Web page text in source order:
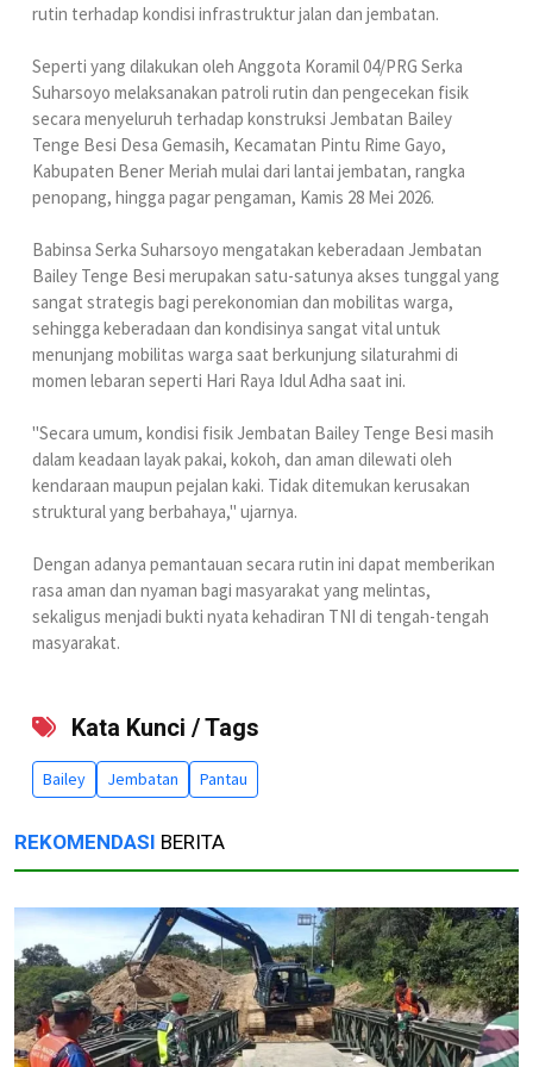
rutin terhadap kondisi infrastruktur jalan dan jembatan.
Seperti yang dilakukan oleh Anggota Koramil 04/PRG Serka
Suharsoyo melaksanakan patroli rutin dan pengecekan fisik
secara menyeluruh terhadap konstruksi Jembatan Bailey
Tenge Besi Desa Gemasih, Kecamatan Pintu Rime Gayo,
Kabupaten Bener Meriah mulai dari lantai jembatan, rangka
penopang, hingga pagar pengaman, Kamis 28 Mei 2026.
Babinsa Serka Suharsoyo mengatakan keberadaan Jembatan
Bailey Tenge Besi merupakan satu-satunya akses tunggal yang
sangat strategis bagi perekonomian dan mobilitas warga,
sehingga keberadaan dan kondisinya sangat vital untuk
menunjang mobilitas warga saat berkunjung silaturahmi di
momen lebaran seperti Hari Raya Idul Adha saat ini.
"Secara umum, kondisi fisik Jembatan Bailey Tenge Besi masih
dalam keadaan layak pakai, kokoh, dan aman dilewati oleh
kendaraan maupun pejalan kaki. Tidak ditemukan kerusakan
struktural yang berbahaya," ujarnya.
Dengan adanya pemantauan secara rutin ini dapat memberikan
rasa aman dan nyaman bagi masyarakat yang melintas,
sekaligus menjadi bukti nyata kehadiran TNI di tengah-tengah
masyarakat.
Kata Kunci / Tags
Bailey Jembatan Pantau
REKOMENDASI BERITA